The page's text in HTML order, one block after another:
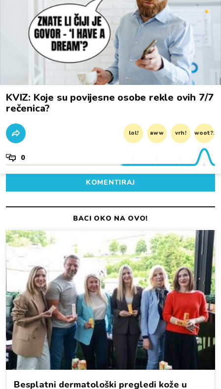
KVIZ: Koje su povijesne osobe rekle ovih 7/7
rečenica?
lol! aww vrh! woot?!
0
KOMENTIRAJ